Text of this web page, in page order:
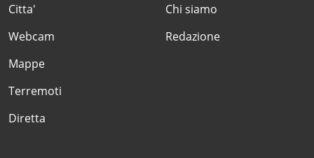
Citta'
Webcam
Mappe
Terremoti
Diretta
Chi siamo
Redazione